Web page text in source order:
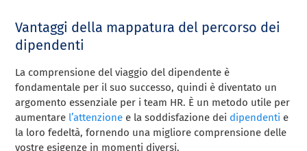
Vantaggi della mappatura del percorso dei
dipendenti
La comprensione del viaggio del dipendente è
fondamentale per il suo successo, quindi è diventato un
argomento essenziale per i team HR. È un metodo utile per
aumentare l’attenzione e la soddisfazione dei dipendenti e
la loro fedeltà, fornendo una migliore comprensione delle
vostre esigenze in momenti diversi.